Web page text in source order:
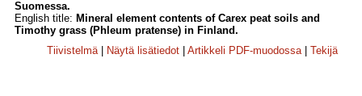
Suomessa.
English title: Mineral element contents of Carex peat soils and
Timothy grass (Phleum pratense) in Finland.
Tiivistelmä| Näytä lisätiedot Artikkeli PDF-muodossa| Tekijä